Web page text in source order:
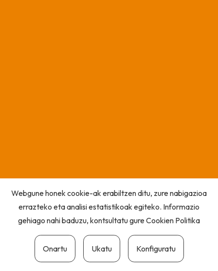
Webgune honek cookie-ak erabiltzen ditu, zure nabigazioa
errazteko eta analisi estatistikoak egiteko. Informazio
gehiago nahi baduzu, kontsultatu gureCookien Politika
Onartu Ukatu Konfiguratu